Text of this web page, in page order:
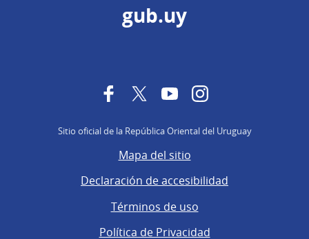
gub.uy
FacebookTwitterYouTubeInstagram
Sitio oficial de la República Oriental del Uruguay
Mapa del sitio
Declaración de accesibilidad
Términos de uso
Política de Privacidad